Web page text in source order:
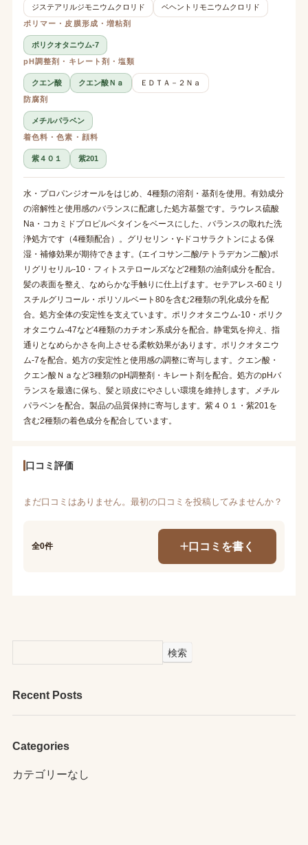
ジステアリルジモニウムクロリド
ベヘントリモニウムクロリド
ポリマー・皮膜形成・増粘剤
ポリクオタニウム-7
pH調整剤・キレート剤・塩類
クエン酸 クエン酸Ｎａ
ＥＤＴＡ－２Ｎａ
防腐剤
メチルパラベン
着色料・色素・顔料
紫４０１ 紫201
水・プロパンジオールをはじめ、4種類の溶剤・基剤を使用。有効成分
の溶解性と使用感のバランスに配慮した処方基盤です。ラウレス硫酸
Na・コカミドプロピルベタインをベースにした、バランスの取れた洗
浄処方です（4種類配合）。グリセリン・γ-ドコサラクトンによる保
湿・補修効果が期待できます。(エイコサン二酸/テトラデカン二酸)ポ
リグリセリル-10・フィトステロールズなど2種類の油剤成分を配合。
髪の表面を整え、なめらかな手触りに仕上げます。セテアレス-60ミリ
スチルグリコール・ポリソルベート80を含む2種類の乳化成分を配
合。処方全体の安定性を支えています。ポリクオタニウム-10・ポリク
オタニウム-47など4種類のカチオン系成分を配合。静電気を抑え、指
通りとなめらかさを向上させる柔軟効果があります。ポリクオタニウ
ム-7を配合。処方の安定性と使用感の調整に寄与します。クエン酸・
クエン酸Ｎａなど3種類のpH調整剤・キレート剤を配合。処方のpHバ
ランスを最適に保ち、髪と頭皮にやさしい環境を維持します。メチル
パラベンを配合。製品の品質保持に寄与します。紫４０１・紫201を
含む2種類の着色成分を配合しています。
口コミ評価
まだ口コミはありません。最初の口コミを投稿してみませんか？
全0件 口コミを書く
検索
Recent Posts
Categories
カテゴリーなし